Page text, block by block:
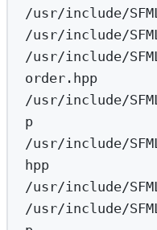
/usr/include/
/usr/include/
/usr/include/
order.hpp
/usr/include/
p
/usr/include/
hpp
/usr/include/
/usr/include/